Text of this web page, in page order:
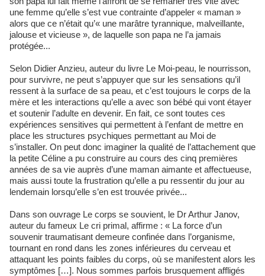
une femme qu’elle s’est vue contrainte d’appeler « maman »
alors que ce n’était qu’« une marâtre tyrannique, malveillante,
jalouse et vicieuse », de laquelle son papa ne l’a jamais
protégée...
Selon Didier Anzieu, auteur du livre Le Moi-peau, le nourrisson,
pour survivre, ne peut s’appuyer que sur les sensations qu’il
ressent à la surface de sa peau, et c’est toujours le corps de la
mère et les interactions qu’elle a avec son bébé qui vont étayer
et soutenir l’adulte en devenir. En fait, ce sont toutes ces
expériences sensitives qui permettent à l’enfant de mettre en
place les structures psychiques permettant au Moi de
s’installer. On peut donc imaginer la qualité de l’attachement que
la petite Céline a pu construire au cours des cinq premières
années de sa vie auprès d’une maman aimante et affectueuse,
mais aussi toute la frustration qu’elle a pu ressentir du jour au
lendemain lorsqu’elle s’en est trouvée privée...
Dans son ouvrage Le corps se souvient, le Dr Arthur Janov,
auteur du fameux Le cri primal, affirme : « La force d’un
souvenir traumatisant demeure confinée dans l’organisme,
tournant en rond dans les zones inférieures du cerveau et
attaquant les points faibles du corps, où se manifestent alors les
symptômes […]. Nous sommes parfois brusquement affligés